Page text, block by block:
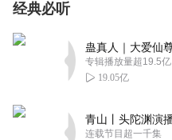
经典必听
专辑播放量超19.5亿
19.05亿
连载节目超一千集